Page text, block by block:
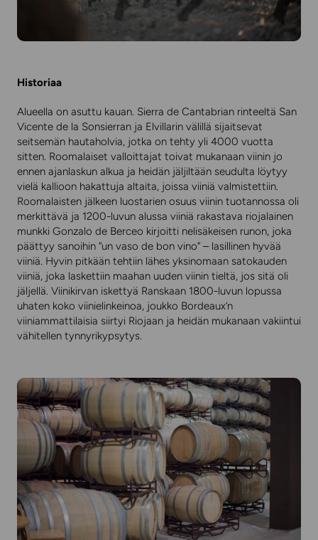
Historiaa
Alueella on asuttu kauan. Sierra de Cantabrian rinteeltä San
Vicente de la Sonsierran ja Elvillarin välillä sijaitsevat
seitsemän hautaholvia, jotka on tehty yli 4000 vuotta
sitten. Roomalaiset valloittajat toivat mukanaan viinin jo
ennen ajanlaskun alkua ja heidän jäljiltään seudulta löytyy
vielä kallioon hakattuja altaita, joissa viiniä valmistettiin.
Roomalaisten jälkeen luostarien osuus viinin tuotannossa oli
merkittävä ja 1200-luvun alussa viiniä rakastava riojalainen
munkki Gonzalo de Berceo kirjoitti nelisäkeisen runon, joka
päättyy sanoihin ”un vaso de bon vino” – lasillinen hyvää
viiniä. Hyvin pitkään tehtiin lähes yksinomaan satokauden
viiniä, joka laskettiin maahan uuden viinin tieltä, jos sitä oli
jäljellä. Viinikirvan iskettyä Ranskaan 1800-luvun lopussa
uhaten koko viinielinkeinoa, joukko Bordeaux’n
viiniammattilaisia siirtyi Riojaan ja heidän mukanaan vakiintui
vähitellen tynnyrikypsytys.